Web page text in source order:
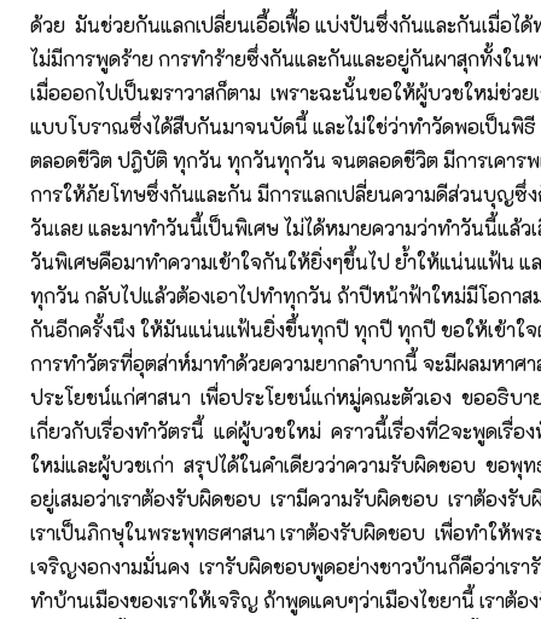
ด้วย มันช่วยกันแลกเปลี่ยนเอื้อเฟื้อ แบ่งปันซึ่งกันและกันเมื่อได้
ไม่มีการพูดร้าย การทำร้ายซึ่งกันและกันและอยู่กันผาสุกทั้งใน
เมื่อออกไปเป็นฆราวาสก็ตาม เพราะฉะนั้นขอให้ผู้บวชใหม่ช่วย
แบบโบราณซึ่งได้สืบกันมาจนบัดนี้ และไม่ใช่ว่าทำวัดพอเป็นพิธี
ตลอดชีวิต ปฎิบัติ ทุกวัน ทุกวันทุกวัน จนตลอดชีวิต มีการเคาร
การให้ภัยโทษซึ่งกันและกัน มีการแลกเปลี่ยนความดีส่วนบุญซึ่
วันเลย และมาทำวันนี้เป็นพิเศษ ไม่ได้หมายความว่าทำวันนี้แล้ว
วันพิเศษคือมาทำความเข้าใจกันให้ยิ่งๆขึ้นไป ย้ำให้แน่นแฟ้น แ
ทุกวัน กลับไปแล้วต้องเอาไปทำทุกวัน ถ้าปีหน้าฟ้าใหม่มีโอกาส
กันอีกครั้งนึง ให้มันแน่นแฟ้นยิ่งขึ้นทุกปี ทุกปี ทุกปี ขอให้เข้าใ
การทำวัตรที่อุตส่าห์มาทำด้วยความยากลำบากนี้ จะมีผลมหาศ
ประโยชน์แก่ศาสนา เพื่อประโยชน์แก่หมู่คณะตัวเอง ขออธิบ
เกี่ยวกับเรื่องทำวัตรนี้ แด่ผู้บวชใหม่ คราวนี้เรื่องที่2จะพูดเรื่อ
ใหม่และผู้บวชเก่า สรุปได้ในคำเดียวว่าความรับผิดชอบ ขอพุ
อยู่เสมอว่าเราต้องรับผิดชอบ เรามีความรับผิดชอบ เราต้องรั
เราเป็นภิกษุในพระพุทธศาสนา เราต้องรับผิดชอบ เพื่อทำให้พ
เจริญงอกงามมั่นคง เรารับผิดชอบพูดอย่างชาวบ้านก็คือว่าเร
ทำบ้านเมืองของเราให้เจริญ ถ้าพูดแคบๆว่าเมืองไชยานี้ เราต้